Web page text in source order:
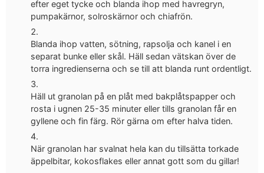
efter eget tycke och blanda ihop med havregryn,
pumpakärnor, solroskärnor och chiafrön.
Blanda ihop vatten, sötning, rapsolja och kanel i en
separat bunke eller skål. Häll sedan vätskan över de
torra ingredienserna och se till att blanda runt ordentligt.
Häll ut granolan på en plåt med bakplåtspapper och
rosta i ugnen 25-35 minuter eller tills granolan får en
gyllene och fin färg. Rör gärna om efter halva tiden.
När granolan har svalnat hela kan du tillsätta torkade
äppelbitar, kokosflakes eller annat gott som du gillar!